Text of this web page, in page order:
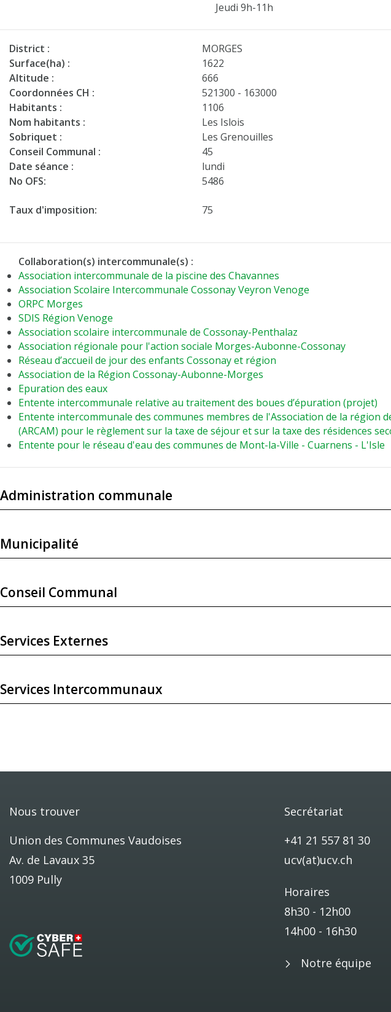
Jeudi 9h-11h
District :
MORGES
Surface(ha) :
1622
Altitude :
666
Coordonnées CH :
521300 - 163000
Habitants :
1106
Nom habitants :
Les Islois
Sobriquet :
Les Grenouilles
Conseil Communal :
45
Date séance :
lundi
No OFS:
5486
Taux d'imposition: 75
Collaboration(s) intercommunale(s) :
Association intercommunale de la piscine des Chavannes
Association Scolaire Intercommunale Cossonay Veyron Venoge
ORPC Morges
SDIS Région Venoge
Association scolaire intercommunale de Cossonay-Penthalaz
Association régionale pour l'action sociale Morges-Aubonne-Cossonay
Réseau d’accueil de jour des enfants Cossonay et région
Association de la Région Cossonay-Aubonne-Morges
Epuration des eaux
Entente intercommunale relative au traitement des boues d’épuration (projet)
Entente intercommunale des communes membres de l'Association de la région
(ARCAM) pour le règlement sur la taxe de séjour et sur la taxe des résidences
Entente pour le réseau d'eau des communes de Mont-la-Ville - Cuarnens - L'Isle
Administration communale
Municipalité
Conseil Communal
Services Externes
Services Intercommunaux
Nous trouver
Union des Communes Vaudoises
Av. de Lavaux 35
1009 Pully
Secrétariat
+41 21 557 81 30
ucv(at)ucv.ch
Horaires
8h30 - 12h00
14h00 - 16h30
Notre équipe